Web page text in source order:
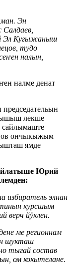
Эн
Эл Кугыжаныш
тудо
налын,
налме денат
лекше
сайлымаште
ончыкыжым
ямде
Юрий
избиратель элнан
курсшым
верч йӱклен.
ме регионнам
шукташ
тыгай состав
ом кокытелане.